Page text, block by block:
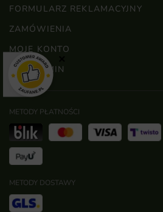
FORMULARZ REKLAMACYJNY
ZAMÓWIENIA
MOJE KONTO
REGULAMIN
METODY PŁATNOŚCI
METODY DOSTAWY